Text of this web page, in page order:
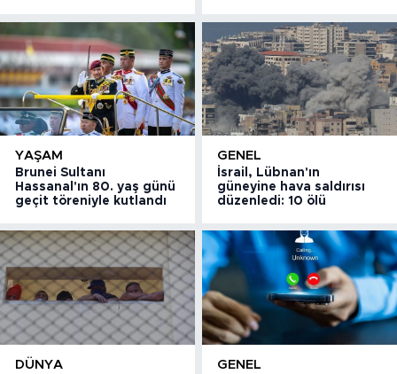
YAŞAM
Brunei Sultanı
Hassanal'ın 80. yaş günü
geçit töreniyle kutlandı
GENEL
İsrail, Lübnan'ın
güneyine hava saldırısı
düzenledi: 10 ölü
DÜNYA GENEL